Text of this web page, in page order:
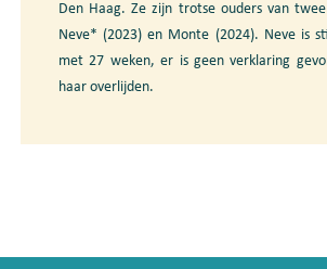
Den Haag. Ze zijn trotse ouders van
Neve* (2023) en Monte (2024). Neve is
met 27 weken, er is geen verklaring
haar overlijden.